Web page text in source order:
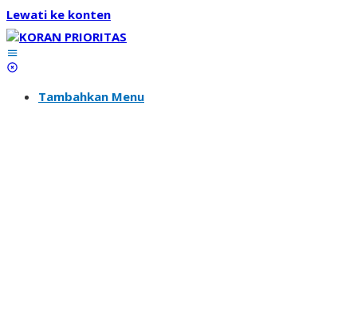
Lewati ke konten
Tambahkan Menu